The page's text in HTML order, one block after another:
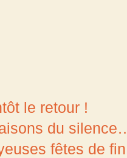
le retour !
du
fêtes de